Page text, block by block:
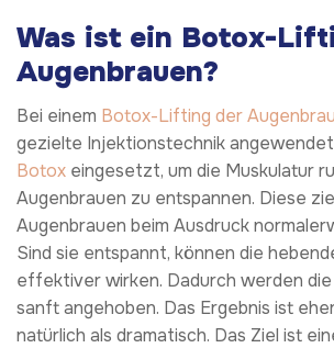
Was ist ein Botox-
Augenbrauen?
Bei einem Botox-Lifting der
gezielte Injektionstechnik
Botox eingesetzt, um die Muskulatur
Augenbrauen zu entspannen. Diese
Augenbrauen beim Ausdruck
Sind sie entspannt, können die
effektiver wirken. Dadurch werden
sanft angehoben. Das Ergebnis ist
natürlich als dramatisch. Das Ziel ist